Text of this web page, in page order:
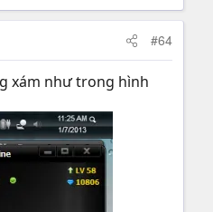
#64
xám như trong hình